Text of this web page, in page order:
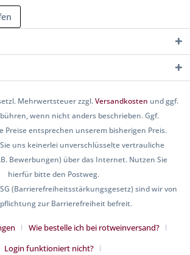
Mehrwertsteuer zzgl.Versandkosten und ggf.
wenn nicht anders beschrieben. Ggf.
Preise entsprechen unserem bisherigen Preis.
uns keinerlei unverschlüsselte vertrauliche
Bewerbungen) über das Internet. Nutzen Sie
hierfür bitte den Postweg.
(Barrierefreiheitsstärkungsgesetz) sind wir von
zur Barrierefreiheit befreit.
Wie bestelle ich bei rotweinversand?
Login funktioniert nicht?